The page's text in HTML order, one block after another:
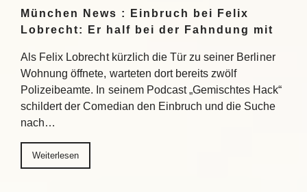
München News : Einbruch bei Felix
Lobrecht: Er half bei der Fahndung mit
Als Felix Lobrecht kürzlich die Tür zu seiner Berliner
Wohnung öffnete, warteten dort bereits zwölf
Polizeibeamte. In seinem Podcast „Gemischtes Hack“
schildert der Comedian den Einbruch und die Suche
nach…
Weiterlesen